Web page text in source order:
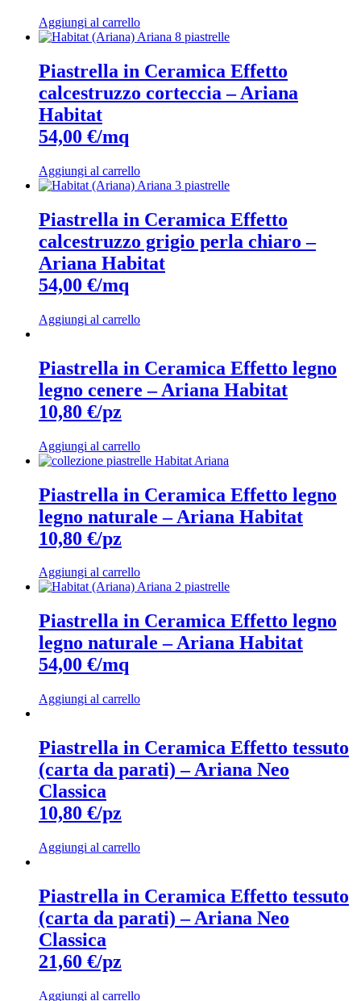
Aggiungi al carrello
Piastrella in Ceramica Effetto
calcestruzzo corteccia – Ariana
Habitat
54,00 €/mq
Aggiungi al carrello
Piastrella in Ceramica Effetto
calcestruzzo grigio perla chiaro –
Ariana Habitat
54,00 €/mq
Aggiungi al carrello
Piastrella in Ceramica Effetto legno
legno cenere – Ariana Habitat
10,80 €/pz
Aggiungi al carrello
Piastrella in Ceramica Effetto legno
legno naturale – Ariana Habitat
10,80 €/pz
Aggiungi al carrello
Piastrella in Ceramica Effetto legno
legno naturale – Ariana Habitat
54,00 €/mq
Aggiungi al carrello
Piastrella in Ceramica Effetto tessuto
(carta da parati) – Ariana Neo
Classica
10,80 €/pz
Aggiungi al carrello
Piastrella in Ceramica Effetto tessuto
(carta da parati) – Ariana Neo
Classica
21,60 €/pz
Aggiungi al carrello